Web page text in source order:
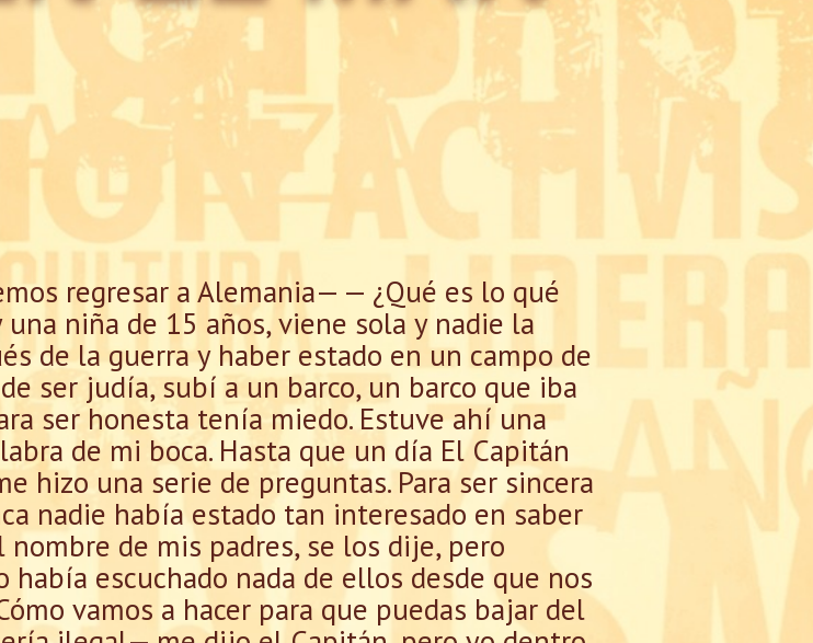
regresar a Alemania— — ¿Qué es lo qué
niña de 15 años, viene sola y nadie la
de la guerra y haber estado en un campo de
ser judía, subí a un barco, un barco que iba
ser honesta tenía miedo. Estuve ahí una
de mi boca. Hasta que un día El Capitán
hizo una serie de preguntas. Para ser sincera
nadie había estado tan interesado en saber
de mis padres, se los dije, pero
escuchado nada de ellos desde que nos
vamos a hacer para que puedas bajar del